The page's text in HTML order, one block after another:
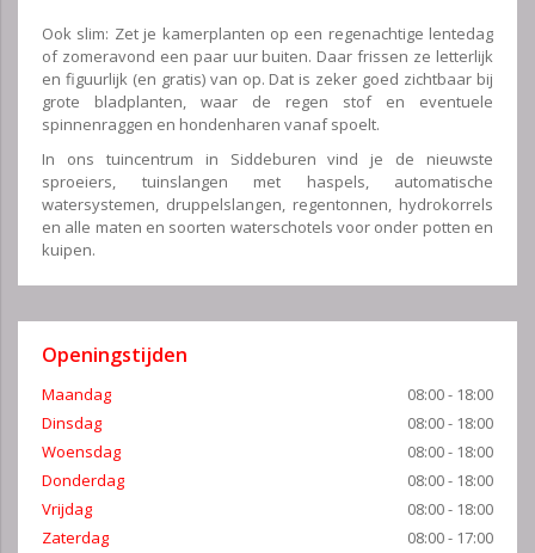
Ook slim: Zet je kamerplanten op een regenachtige lentedag
of zomeravond een paar uur buiten. Daar frissen ze letterlijk
en figuurlijk (en gratis) van op. Dat is zeker goed zichtbaar bij
grote bladplanten, waar de regen stof en eventuele
spinnenraggen en hondenharen vanaf spoelt.
In ons tuincentrum in Siddeburen vind je de nieuwste
sproeiers, tuinslangen met haspels, automatische
watersystemen, druppelslangen, regentonnen, hydrokorrels
en alle maten en soorten waterschotels voor onder potten en
kuipen.
Openingstijden
Maandag
08:00 - 18:00
Dinsdag
08:00 - 18:00
Woensdag
08:00 - 18:00
Donderdag
08:00 - 18:00
Vrijdag
08:00 - 18:00
Zaterdag
08:00 - 17:00